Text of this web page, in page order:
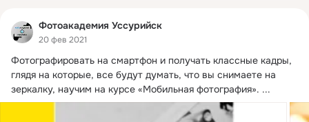
Фотоакадемия Уссурийск
20 фев 2021
Фотографировать на смартфон и получать классные кадры,
глядя на которые, все будут думать, что вы снимаете на
зеркалку, научим на курсе «Мобильная фотография». ...